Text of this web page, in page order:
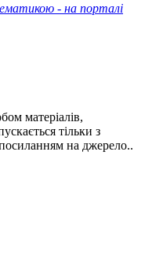
- на порталі
матеріалів,
тільки з
на джерело..